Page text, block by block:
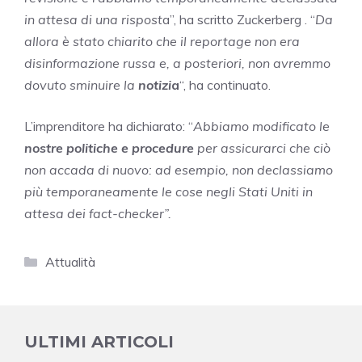
in attesa di una risposta”, ha scritto Zuckerberg . “Da
allora è stato chiarito che il reportage non era
disinformazione russa e, a posteriori, non avremmo
dovuto sminuire la notizia“, ​​ha continuato.
L’imprenditore ha dichiarato: “Abbiamo modificato le
nostre politiche e procedure per assicurarci che ciò
non accada di nuovo: ad esempio, non declassiamo
più temporaneamente le cose negli Stati Uniti in
attesa dei fact-checker”.
Categorie
Attualità
ULTIMI ARTICOLI